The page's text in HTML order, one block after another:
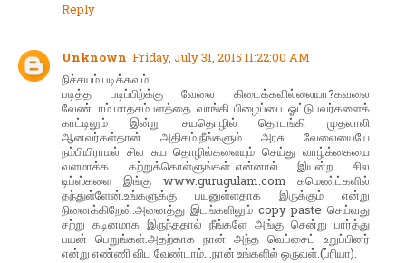
Reply
Unknown Friday, July 31, 2015 11:22:00 AM
நிச்சயம் படிக்கவும்:
படித்த படிப்பிற்க்கு வேலை கிடைக்கவில்லையா?கவலை
வேண்டாம்.மாதசம்பளத்தை வாங்கி பிழைப்பை ஓட்டுபவர்களைக்
காட்டிலும் இன்று சுயதொழில் தொடங்கி முதலாலி
ஆனவர்கள்தான் அதிகம்.நீங்களும் அரசு வேலையையே
நம்பியிராமல் சில சுய தொழில்களையும் செய்து வாழ்க்கையை
வளமாக்க கற்றுக்கொள்ளுங்கள்..என்னால் இயன்ற சில
டிப்ஸ்களை இங்கு www.gurugulam.com கமெண்ட்களில்
தந்துள்ளேன்.உங்களுக்கு பயனுள்ளதாக இருக்கும் என்று
நினைக்கிறேன்.அனைத்து இடங்களிலும் copy paste செய்வது
சற்று கடினமாக இருந்ததால் நீங்களே அங்கு சென்று பார்த்து
பயன் பெறுங்கள்.அதற்காக நான் அந்த வெப்சைட் உறுப்பினர்
என்று எண்ணி விட வேண்டாம்...நான் உங்களில் ஒருவள்.(ப்ரியா).